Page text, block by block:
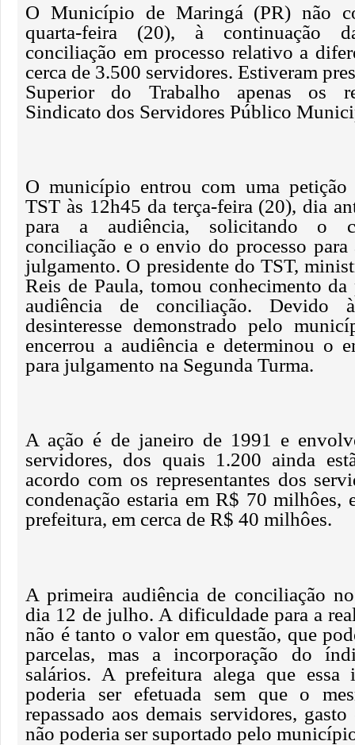
O Município de Maringá (PR) não
quarta-feira (20), à continuação
conciliação em processo relativo a
cerca de 3.500 servidores. Estiveram
Superior do Trabalho apenas os
Sindicato dos Servidores Público
O município entrou com uma
TST às 12h45 da terça-feira (20), dia
para a audiência, solicitando o
conciliação e o envio do processo
julgamento. O presidente do TST,
Reis de Paula, tomou conhecimento da
audiência de conciliação. Devido
desinteresse demonstrado pelo
encerrou a audiência e determinou o
para julgamento na Segunda Turma.
A ação é de janeiro de 1991 e
servidores, dos quais 1.200 ainda
acordo com os representantes dos
condenação estaria em R$ 70 milhôes,
prefeitura, em cerca de R$ 40 milhôes.
A primeira audiência de conciliação
dia 12 de julho. A dificuldade para a
não é tanto o valor em questão, que
parcelas, mas a incorporação do
salários. A prefeitura alega que essa
poderia ser efetuada sem que o
repassado aos demais servidores,
não poderia ser suportado pelo